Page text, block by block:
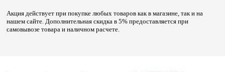
Акция действует при покупке любых товаров как в магазине, так и на
нашем сайте. Дополнительная скидка в 5% предоставляется при
самовывозе товара и наличном расчете.